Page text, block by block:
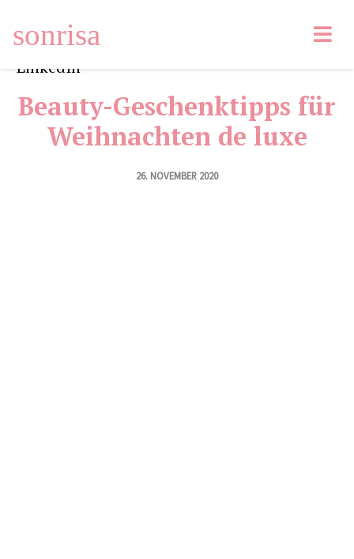
sonrisa
Facebook35
LinkedIn
Beauty-Geschenktipps für
Weihnachten de luxe
26. NOVEMBER 2020